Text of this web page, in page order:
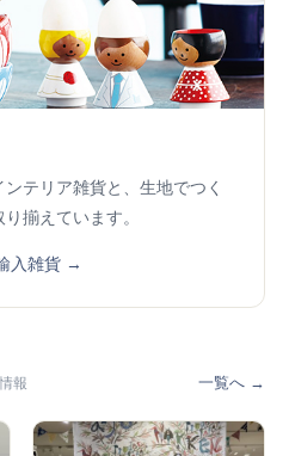
テリア雑貨と、生地でつく
揃えています。
入雑貨 →
報 一覧へ →